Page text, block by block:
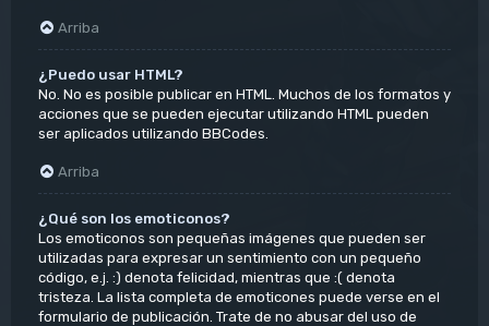
Arriba
¿Puedo usar HTML?
No. No es posible publicar en HTML. Muchos de los formatos y
acciones que se pueden ejecutar utilizando HTML pueden
ser aplicados utilizando BBCodes.
Arriba
¿Qué son los emoticonos?
Los emoticonos son pequeñas imágenes que pueden ser
utilizadas para expresar un sentimiento con un pequeño
código, e.j. :) denota felicidad, mientras que :( denota
tristeza. La lista completa de emoticones puede verse en el
formulario de publicación. Trate de no abusar del uso de